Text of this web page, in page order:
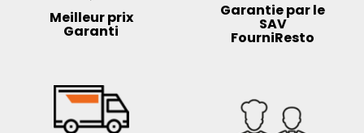
Meilleur prix
Garanti
Garantie par le
SAV
FourniResto